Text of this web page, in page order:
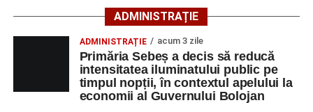
66 ani, va fi transportată la UPU Alba Iulia”
Adaugă-ne ca sursă preferată
ADMINISTRAȚIE
ADMINISTRAȚIE acum 3 zile
Primăria Sebeș a decis să reducă
intensitatea iluminatului public pe
timpul nopții, în contextul apelului la
economii al Guvernului Bolojan